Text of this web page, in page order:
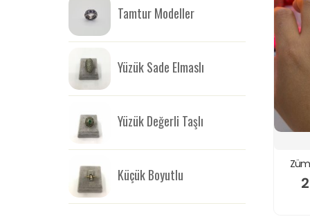
Tamtur Modeller
Yüzük Sade Elmaslı
Yüzük Değerli Taşlı
Küçük Boyutlu